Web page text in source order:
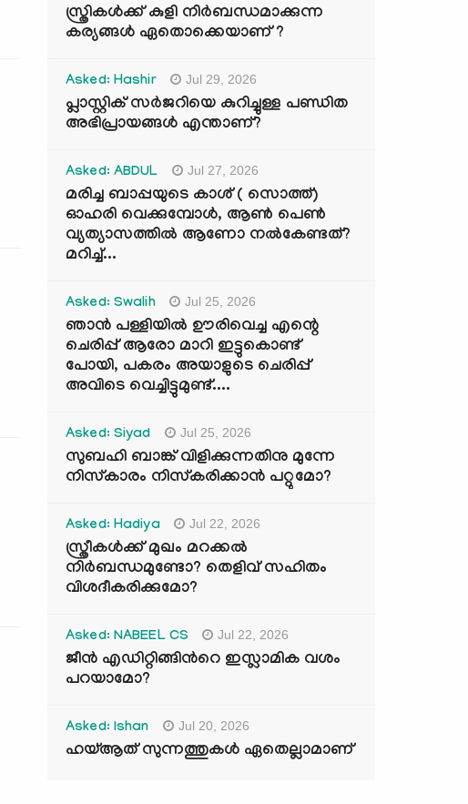
സ്ത്രികൾക്ക് കുളി നിർബന്ധമാക്കുന്ന
കര്യങ്ങൾ ഏതൊക്കെയാണ് ?
Asked: Hashir Jul 29, 2026
പ്ലാസ്റ്റിക് സർജറിയെ കുറിച്ചുള്ള പണ്ഡിത
അഭിപ്രായങ്ങൾ എന്താണ്?
Asked: ABDUL Jul 27, 2026
മരിച്ച ബാപ്പയുടെ കാശ് ( സൊത്ത്)
ഓഹരി വെക്കുമ്പോൾ, ആണ്‍ പെണ്‍
വ്യത്യാസത്തില്‍ ആണോ നല്‍കേണ്ടത്?
മറിച്ച്...
Asked: Swalih Jul 25, 2026
ഞാൻ പള്ളിയിൽ ഊരിവെച്ച എന്റെ
ചെരിപ്പ് ആരോ മാറി ഇട്ടുകൊണ്ട്
പോയി, പകരം അയാളുടെ ചെരിപ്പ്
അവിടെ വെച്ചിട്ടുമുണ്ട്....
Asked: Siyad Jul 25, 2026
സുബഹി ബാങ്ക് വിളിക്കുന്നതിനു മുന്നേ
നിസ്കാരം നിസ്കരിക്കാൻ പറ്റുമോ?
Asked: Hadiya Jul 22, 2026
സ്ത്രീകൾക്ക് മുഖം മറക്കൽ
നിർബന്ധമുണ്ടോ? തെളിവ് സഹിതം
വിശദീകരിക്കുമോ?
Asked: NABEEL CS Jul 22, 2026
ജീൻ എഡിറ്റിങ്ങിന്‍റെ ഇസ്ലാമിക വശം
പറയാമോ?
Asked: Ishan Jul 20, 2026
ഹയ്ആത് സുന്നത്തുകൾ ഏതെല്ലാമാണ്